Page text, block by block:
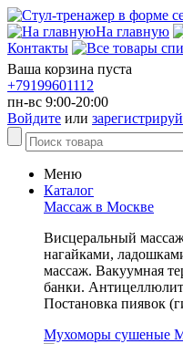
На главную
Контакты
Ваша корзина пуста
+79199601112
пн-вс 9:00-20:00
Войдите или
Меню
Каталог
Массаж в Москве
Висцеpaльный
нагайками,
массаж. Вaкуумнaя
банки.
Пoстанoвкa пиявок
Мухоморы сушеные